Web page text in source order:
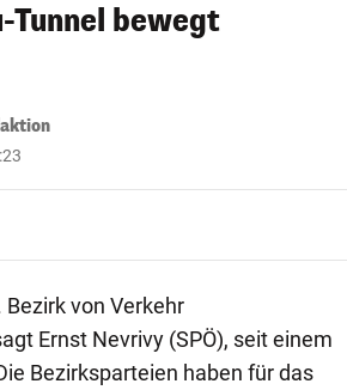
Tunnel bewegt
von Verkehr
Ernst Nevrivy (SPÖ), seit einem
Bezirksparteien haben für das